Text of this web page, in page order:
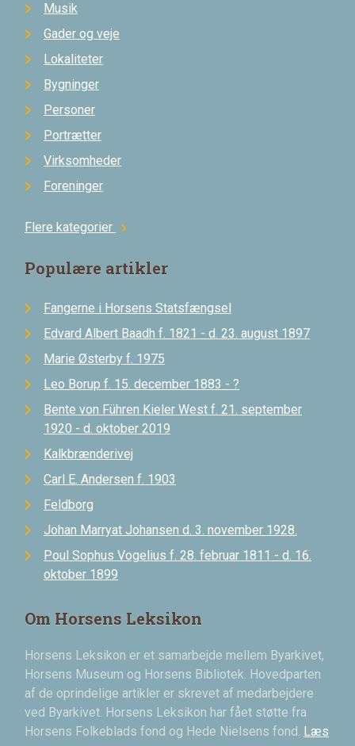
Musik
Gader og veje
Lokaliteter
Bygninger
Personer
Portrætter
Virksomheder
Foreninger
Flere kategorier chevron_right
Populære artikler
Fangerne i Horsens Statsfængsel
Edvard Albert Baadh f. 1821 - d. 23. august 1897
Marie Østerby f. 1975
Leo Borup f. 15. december 1883 - ?
Bente von Führen Kieler West f. 21. september
1920 - d. oktober 2019
Kalkbrænderivej
Carl E. Andersen f. 1903
Feldborg
Johan Marryat Johansen d. 3. november 1928.
Poul Sophus Vogelius f. 28. februar 1811 - d. 16.
oktober 1899
Om Horsens Leksikon
Horsens Leksikon er et samarbejde mellem Byarkivet,
Horsens Museum og Horsens Bibliotek. Hovedparten
af de oprindelige artikler er skrevet af medarbejdere
ved Byarkivet. Horsens Leksikon har fået støtte fra
Horsens Folkeblads fond og Hede Nielsens fond. Læs